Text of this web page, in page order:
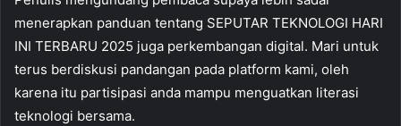
menerapkan panduan tentang SEPUTAR TEKNOLOGI HARI
INI TERBARU 2025 juga perkembangan digital. Mari untuk
terus berdiskusi pandangan pada platform kami, oleh
karena itu partisipasi anda mampu menguatkan literasi
teknologi bersama.